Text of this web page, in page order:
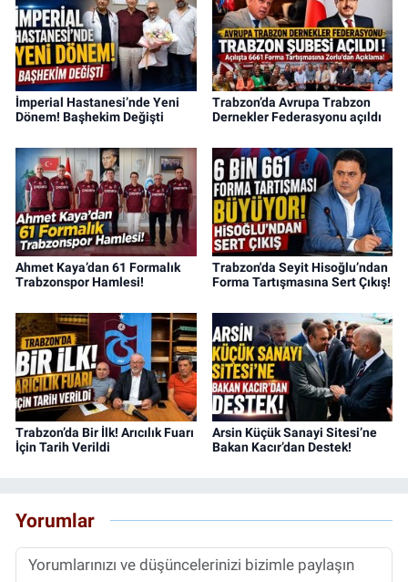
İmperial Hastanesi’nde Yeni
Dönem! Başhekim Değişti
Trabzon’da Avrupa Trabzon
Dernekler Federasyonu açıldı
Ahmet Kaya’dan 61 Formalık
Trabzonspor Hamlesi!
Trabzon'da Seyit Hisoğlu’ndan
Forma Tartışmasına Sert Çıkış!
Trabzon’da Bir İlk! Arıcılık Fuarı
İçin Tarih Verildi
Arsin Küçük Sanayi Sitesi’ne
Bakan Kacır’dan Destek!
Yorumlar